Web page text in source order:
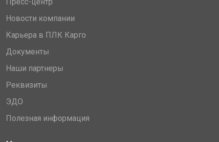
Новости компании
Карьера в ПЛК Карго
Документы
Наши партнеры
Реквизиты
ЭДО
Полезная информация